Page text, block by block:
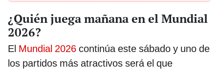
¿Quién juega mañana en el Mundial
2026?
El Mundial 2026 continúa este sábado y uno de
los partidos más atractivos será el que